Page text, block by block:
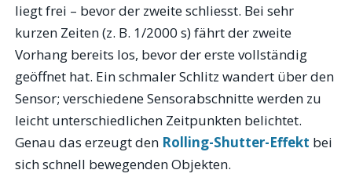
liegt frei – bevor der zweite schliesst. Bei sehr
kurzen Zeiten (z. B. 1/2000 s) fährt der zweite
Vorhang bereits los, bevor der erste vollständig
geöffnet hat. Ein schmaler Schlitz wandert über den
Sensor; verschiedene Sensorabschnitte werden zu
leicht unterschiedlichen Zeitpunkten belichtet.
Genau das erzeugt den Rolling-Shutter-Effekt bei
sich schnell bewegenden Objekten.